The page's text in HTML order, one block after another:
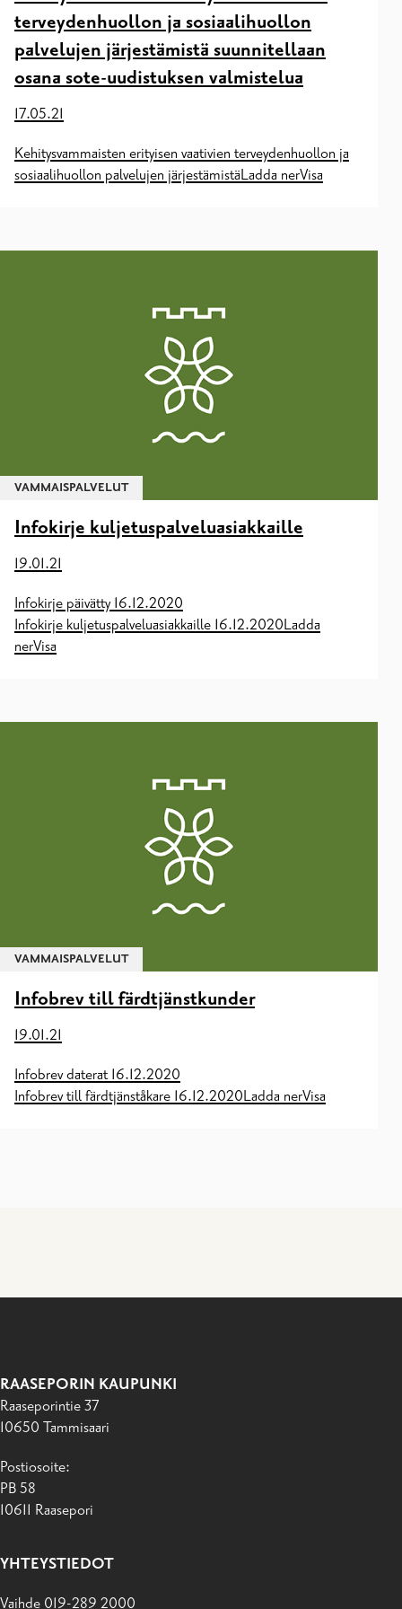
terveydenhuollon ja sosiaalihuollon
palvelujen järjestämistä suunnitellaan
osana sote-uudistuksen valmistelua
17.05.21
Kehitysvammaisten erityisen vaativien terveydenhuollon ja
sosiaalihuollon palvelujen järjestämistäLadda nerVisa
VAMMAISPALVELUT
Infokirje kuljetuspalveluasiakkaille
19.01.21
Infokirje päivätty 16.12.2020
Infokirje kuljetuspalveluasiakkaille 16.12.2020Ladda
nerVisa
VAMMAISPALVELUT
Infobrev till färdtjänstkunder
19.01.21
Infobrev daterat 16.12.2020
Infobrev till färdtjänståkare 16.12.2020Ladda nerVisa
RAASEPORIN KAUPUNKI
Raaseporintie 37
10650 Tammisaari
Postiosoite:
PB 58
10611 Raasepori
YHTEYSTIEDOT
Vaihde 019-289 2000